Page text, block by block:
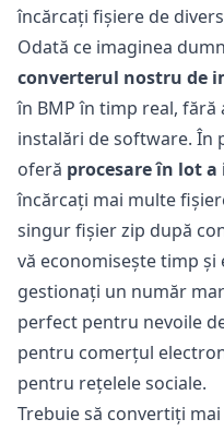
încărcați fișiere de
Odată ce imaginea
converterul nostru de
în BMP în timp real, fără
instalări de software. În
oferă procesare în lot
încărcați mai multe
singur fișier zip după
vă economisește timp
gestionați un număr
perfect pentru nevoile
pentru comerțul
pentru rețelele sociale.
Trebuie să convertiți